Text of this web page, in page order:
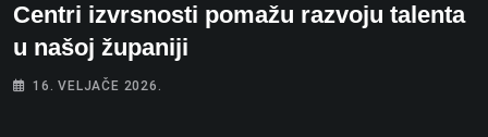
Centri izvrsnosti pomažu razvoju talenta
u našoj županiji
16. VELJAČE 2026.